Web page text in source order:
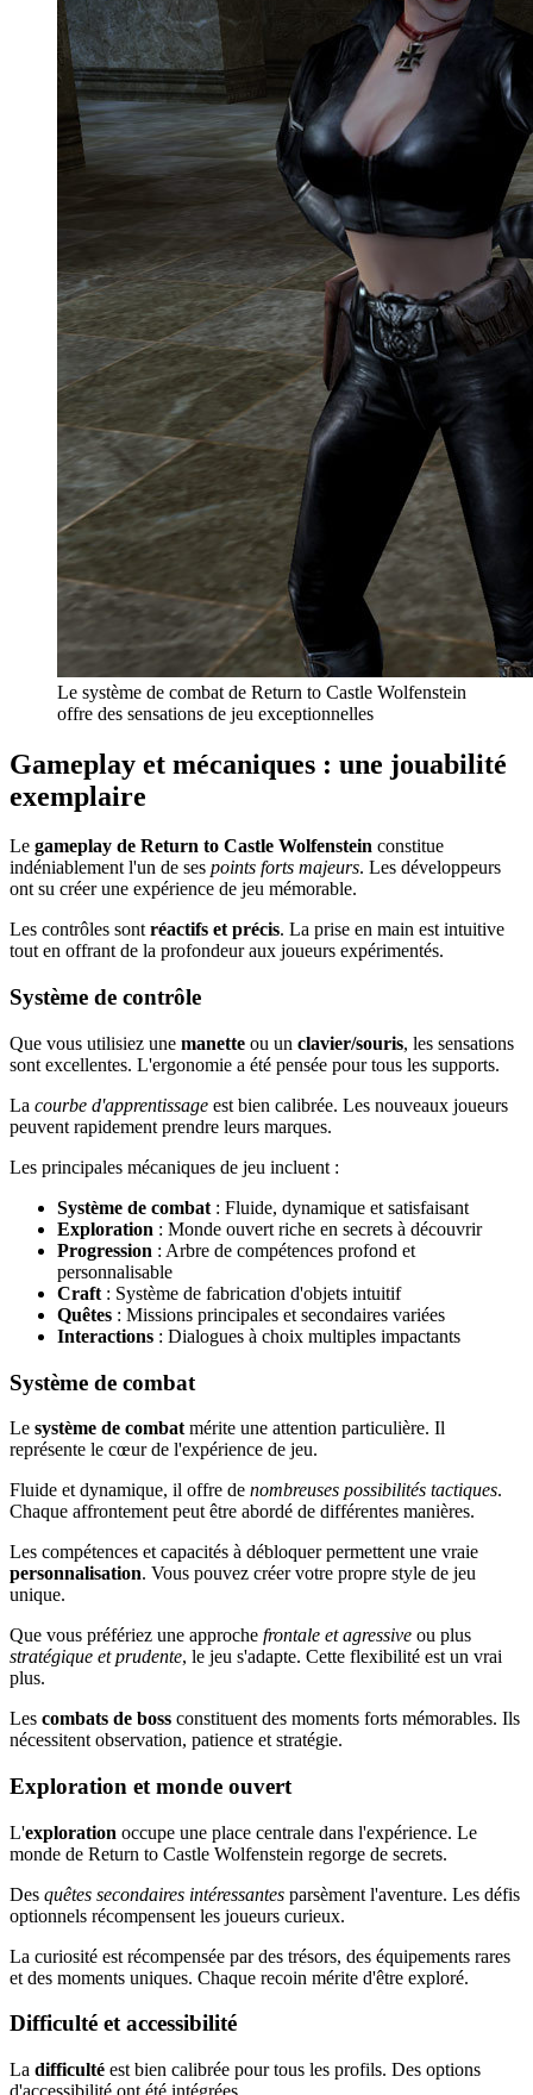
Le système de combat de Return to Castle Wolfenstein
offre des sensations de jeu exceptionnelles
Gameplay et mécaniques : une jouabilité
exemplaire
Le gameplay de Return to Castle Wolfenstein constitue
indéniablement l'un de ses points forts majeurs. Les développeurs
ont su créer une expérience de jeu mémorable.
Les contrôles sontréactifs et précis. La prise en main est intuitive
tout en offrant de la profondeur aux joueurs expérimentés.
Système de contrôle
Que vous utilisiez une manette ou un clavier/souris, les sensations
sont excellentes. L'ergonomie a été pensée pour tous les supports.
La courbe d'apprentissage est bien calibrée. Les nouveaux joueurs
peuvent rapidement prendre leurs marques.
Les principales mécaniques de jeu incluent :
Système de combat : Fluide, dynamique et satisfaisant
Exploration : Monde ouvert riche en secrets à découvrir
Progression : Arbre de compétences profond et
personnalisable
Craft : Système de fabrication d'objets intuitif
Quêtes : Missions principales et secondaires variées
Interactions : Dialogues à choix multiples impactants
Système de combat
Le système de combat mérite une attention particulière. Il
représente le cœur de l'expérience de jeu.
Fluide et dynamique, il offre de nombreuses possibilités tactiques.
Chaque affrontement peut être abordé de différentes manières.
Les compétences et capacités à débloquer permettent une vraie
personnalisation. Vous pouvez créer votre propre style de jeu
unique.
Que vous préfériez une approche frontale et agressive ou plus
stratégique et prudente, le jeu s'adapte. Cette flexibilité est un vrai
plus.
Les combats de boss constituent des moments forts mémorables. Ils
nécessitent observation, patience et stratégie.
Exploration et monde ouvert
L'exploration occupe une place centrale dans l'expérience. Le
monde de Return to Castle Wolfenstein regorge de secrets.
Des quêtes secondaires intéressantes parsèment l'aventure. Les défis
optionnels récompensent les joueurs curieux.
La curiosité est récompensée par des trésors, des équipements rares
et des moments uniques. Chaque recoin mérite d'être exploré.
Difficulté et accessibilité
La difficulté est bien calibrée pour tous les profils. Des options